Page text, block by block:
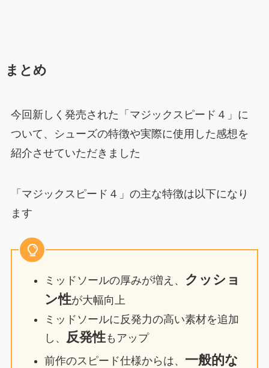
まとめ
今回新しく発売された「マジックスピード４」に
ついて、シューズの特徴や実際に使用した感想を
紹介させていただきました
「マジックスピード４」の主な特徴は以下になり
ます
ミッドソールの厚みが増え、
クッショ
ン性が大幅向上
ミッドソールに反発力の高い素材を追加
し、 反発性もアップ
前作のスピード仕様からは、 一般的な